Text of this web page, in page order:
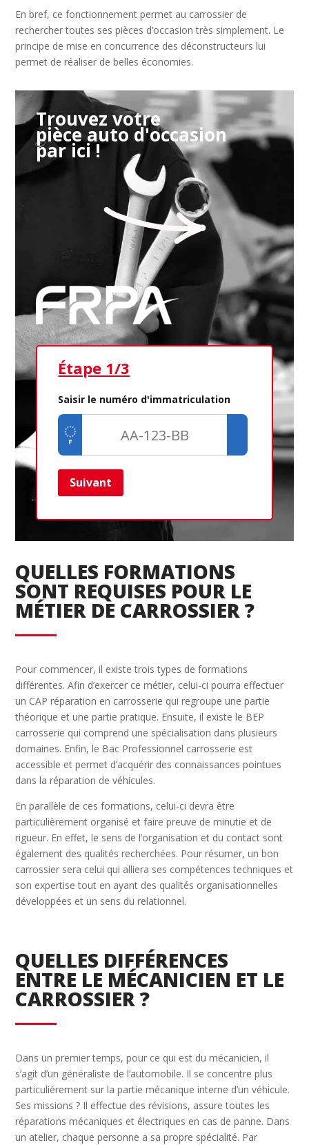
En bref, ce fonctionnement permet au carrossier de
rechercher toutes ses pièces d’occasion très simplement. Le
principe de mise en concurrence des déconstructeurs lui
permet de réaliser de belles économies.
Trouvez votre
pièce auto d'occasion
par ici !
Étape 1/3
Saisir le numéro d'immatriculation
Suivant
QUELLES FORMATIONS
SONT REQUISES POUR LE
MÉTIER DE CARROSSIER ?
Pour commencer, il existe trois types de formations
différentes. Afin d’exercer ce métier, celui-ci pourra effectuer
un CAP réparation en carrosserie qui regroupe une partie
théorique et une partie pratique. Ensuite, il existe le BEP
carrosserie qui comprend une spécialisation dans plusieurs
domaines. Enfin, le Bac Professionnel carrosserie est
accessible et permet d’acquérir des connaissances pointues
dans la réparation de véhicules.
En parallèle de ces formations, celui-ci devra être
particulièrement organisé et faire preuve de minutie et de
rigueur. En effet, le sens de l’organisation et du contact sont
également des qualités recherchées. Pour résumer, un bon
carrossier sera celui qui alliera ses compétences techniques et
son expertise tout en ayant des qualités organisationnelles
développées et un sens du relationnel.
QUELLES DIFFÉRENCES
ENTRE LE MÉCANICIEN ET LE
CARROSSIER ?
Dans un premier temps, pour ce qui est du mécanicien, il
s’agit d’un généraliste de l’automobile. Il se concentre plus
particulièrement sur la partie mécanique interne d’un véhicule.
Ses missions ? Il effectue des révisions, assure toutes les
réparations mécaniques et électriques en cas de panne. Dans
un atelier, chaque personne a sa propre spécialité. Par